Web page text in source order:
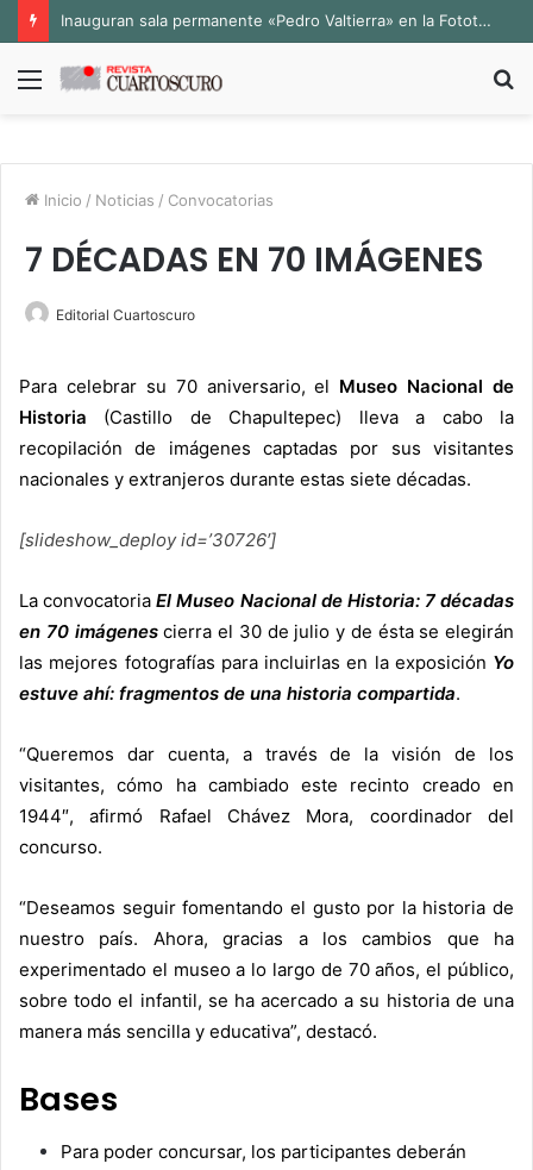
Inauguran sala permanente «Pedro Valtierra» en la Fototeca de Zacatecas
Menú
Inicio / Noticias / Convocatorias
7 DÉCADAS EN 70 IMÁGENES
Editorial Cuartoscuro
Para celebrar su 70 aniversario, el Museo Nacional de
Historia (Castillo de Chapultepec) lleva a cabo la
recopilación de imágenes captadas por sus visitantes
nacionales y extranjeros durante estas siete décadas.
[slideshow_deploy id=’30726′]
La convocatoriaEl Museo Nacional de Historia: 7 décadas
en 70 imágenes cierra el 30 de julio y de ésta se elegirán
las mejores fotografías para incluirlas en la exposición Yo
estuve ahí: fragmentos de una historia compartida.
“Queremos dar cuenta, a través de la visión de los
visitantes, cómo ha cambiado este recinto creado en
1944″, afirmó Rafael Chávez Mora, coordinador del
concurso.
“Deseamos seguir fomentando el gusto por la historia de
nuestro país. Ahora, gracias a los cambios que ha
experimentado el museo a lo largo de 70 años, el público,
sobre todo el infantil, se ha acercado a su historia de una
manera más sencilla y educativa”, destacó.
Bases
Para poder concursar, los participantes deberán